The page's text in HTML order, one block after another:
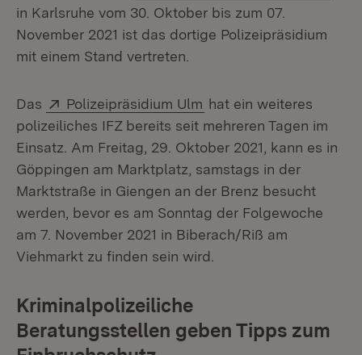
in Karlsruhe vom 30. Oktober bis zum 07.
November 2021 ist das dortige Polizeipräsidium
mit einem Stand vertreten.
Das Extern:
Polizeipräsidium Ulm (Öffnet in neuem
hat ein weiteres
polizeiliches IFZ bereits seit mehreren Tagen im
Einsatz. Am Freitag, 29. Oktober 2021, kann es in
Göppingen am Marktplatz, samstags in der
Marktstraße in Giengen an der Brenz besucht
werden, bevor es am Sonntag der Folgewoche
am 7. November 2021 in Biberach/Riß am
Viehmarkt zu finden sein wird.
Kriminalpolizeiliche
Beratungsstellen geben Tipps zum